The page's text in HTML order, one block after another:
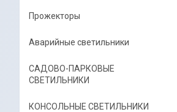
Прожекторы
Аварийные светильники
САДОВО-ПАРКОВЫЕ
СВЕТИЛЬНИКИ
КОНСОЛЬНЫЕ СВЕТИЛЬНИКИ